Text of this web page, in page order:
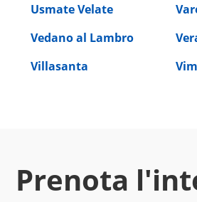
Usmate Velate
Vedano al Lambro
Villasanta
Prenota